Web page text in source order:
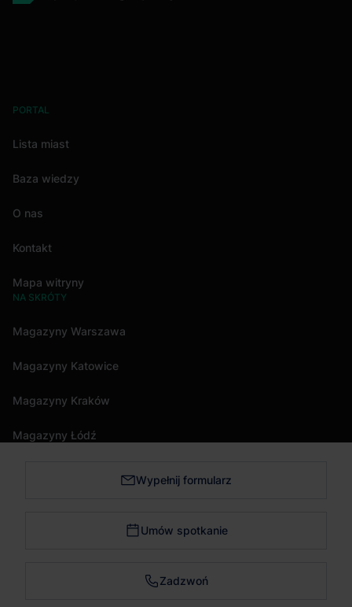
PORTAL
Lista miast
Baza wiedzy
O nas
Kontakt
Mapa witryny
NA SKRÓTY
Magazyny Warszawa
Magazyny Katowice
Magazyny Kraków
Magazyny Łódź
Magazyny Trójmiasto Wypełnij formularz
Umów spotkanie
Zadzwoń